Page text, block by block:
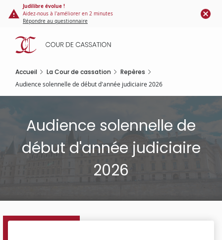
Panneau de gestion des cookies
contenu
principal
Judilibre évolue !
Aidez-nous à l'améliorer en 2 minutes
Répondre au questionnaire
Accueil La Cour de cassation Repères
Audience solennelle de début d'année judiciaire 2026
Audience solennelle de
début d'année judiciaire
2026